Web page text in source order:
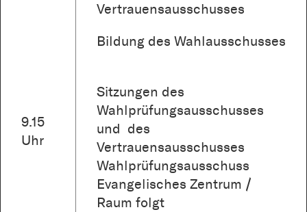
9.15
Uhr
Vertrauensausschusses
Bildung des Wahlausschusses
Sitzungen des
Wahlprüfungsausschusses
und des
Vertrauensausschusses
Wahlprüfungsausschuss
Evangelisches Zentrum /
Raum folgt